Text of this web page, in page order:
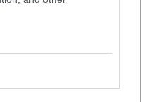
átvétel folyamata
ugyanis még
műszaki és
hiteles leltárt és